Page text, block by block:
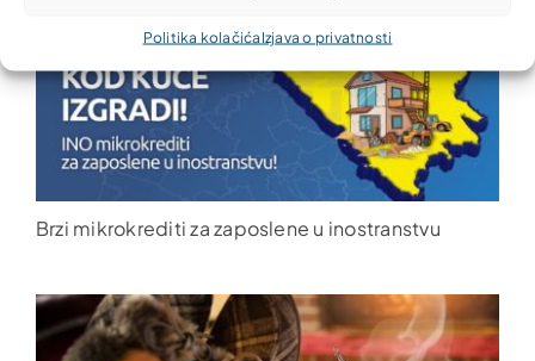
Politika kolačića Izjava o privatnosti
Brzi mikrokrediti za zaposlene u inostranstvu